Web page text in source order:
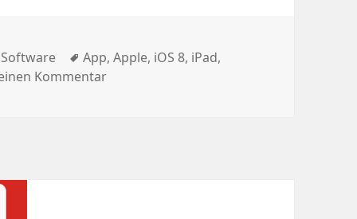
Software Schlagwörter
App,Apple, iOS 8, iPad,
Kommentarzu Wunderlist: Mit iOS 8 kommen neue